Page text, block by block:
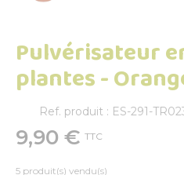
Pulvérisateur
plantes -
Ref. produit : ES-291-
9,90 € TTC
5 produit(s) vendu(s)